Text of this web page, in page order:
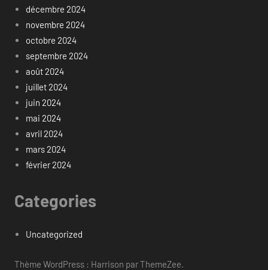
décembre 2024
novembre 2024
octobre 2024
septembre 2024
août 2024
juillet 2024
juin 2024
mai 2024
avril 2024
mars 2024
février 2024
Categories
Uncategorized
Thème WordPress : Harrison par ThemeZee.